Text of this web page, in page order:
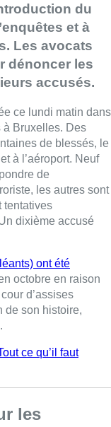
du
et à
Les avocats
dénoncer les
accusés.
ce lundi matin dans
à Bruxelles. Des
de blessés, le
à l’aéroport. Neuf
de
les autres sont
tentatives
dixième accusé
ont été
octobre en raison
d’assises
de son histoire,
ce qu’il faut
les